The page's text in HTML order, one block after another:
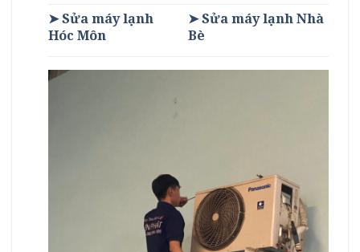
➤ Sửa máy lạnh
Hóc Môn
➤ Sửa máy lạnh Nhà
Bè